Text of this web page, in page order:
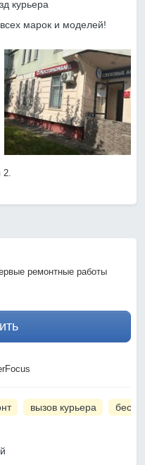
курьера
марок и моделей!
2.
ремонтные работы
вызов курьера